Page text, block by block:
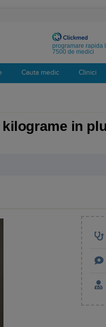
programare rapida
7500 de medici
Cauta medic Clinici
kilograme in